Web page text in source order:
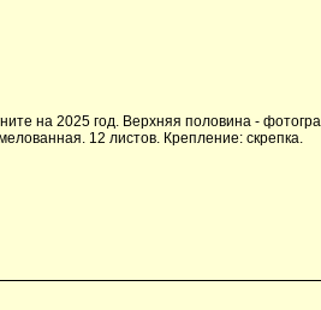
на 2025 год. Верхняя половина -
12 листов. Крепление: скрепка.